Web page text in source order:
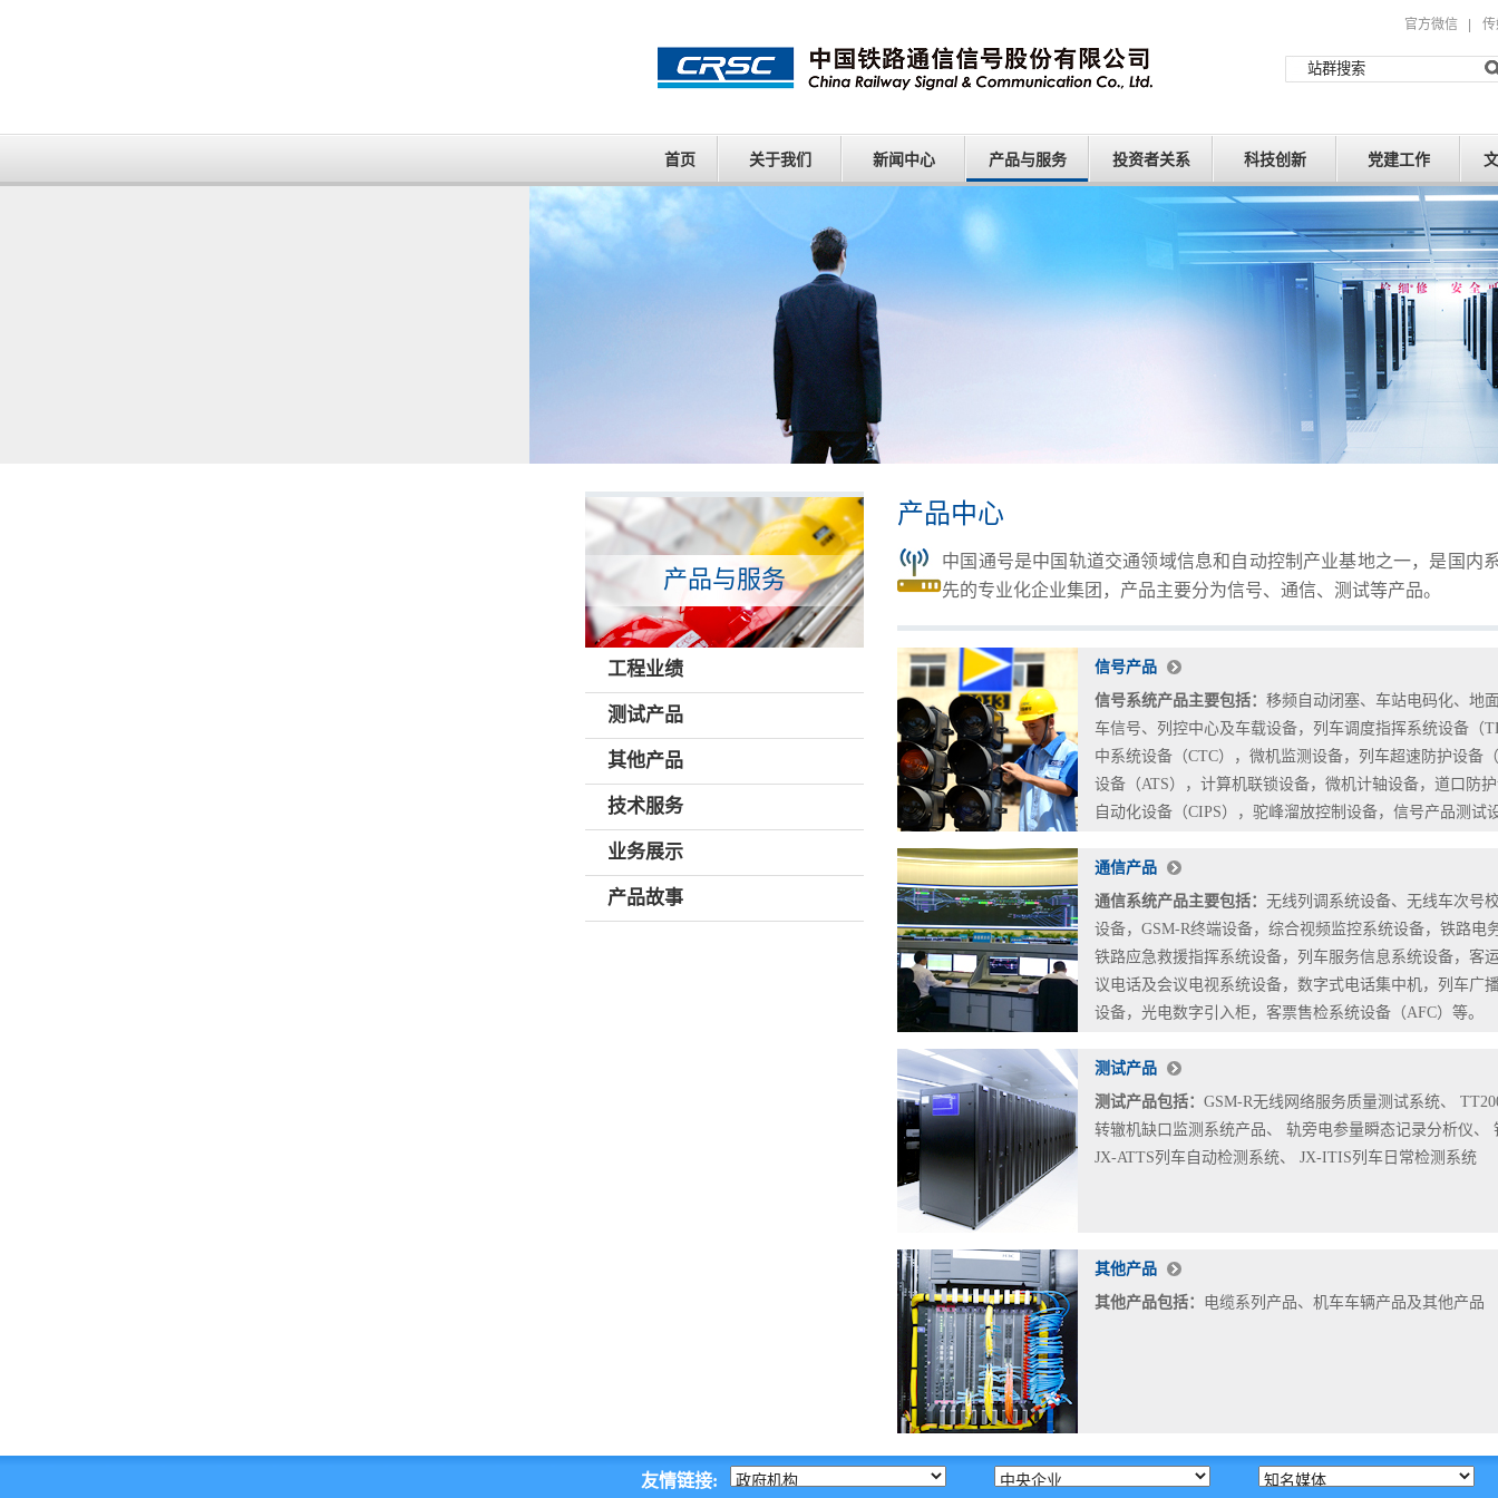
官方微信
首页 关于我们 新闻中心 产品与服务 投资者关系 科技创新 党建工作
产品与服务
工程业绩
测试产品
其他产品
技术服务
业务展示
产品故事
产品中心
中国通号是中国轨道交通领域信息和自动控制产业基地之一，是国内
先的专业化企业集团，产品主要分为信号、通信、测试等产品。
信号产品
信号系统产品主要包括：移频自动闭塞、车站电码化、地
车信号、列控中心及车载设备，列车调度指挥系统设备（
中系统设备（CTC），微机监测设备，列车超速防护设备
设备（ATS），计算机联锁设备，微机计轴设备，道口防
自动化设备（CIPS），驼峰溜放控制设备，信号产品测试
通信产品
通信系统产品主要包括：无线列调系统设备、无线车次号
设备，GSM-R终端设备，综合视频监控系统设备，铁路电
铁路应急救援指挥系统设备，列车服务信息系统设备，客
议电话及会议电视系统设备，数字式电话集中机，列车广
设备，光电数字引入柜，客票售检系统设备（AFC）等。
测试产品
测试产品包括：GSM-R无线网络服务质量测试系统、
转辙机缺口监测系统产品、 轨旁电参量瞬态记录分析仪、
JX-ATTS列车自动检测系统、 JX-ITIS列车日常检测系统
其他产品
其他产品包括： 电缆系列产品、机车车辆产品及其他产品
友情链接: